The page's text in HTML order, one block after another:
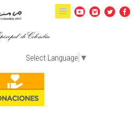
Select Language ▼